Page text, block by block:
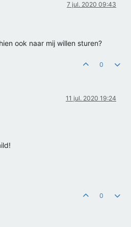
7 jul. 2020 09:43
ook naar mij willen sturen?
0
11 jul. 2020 19:24
0